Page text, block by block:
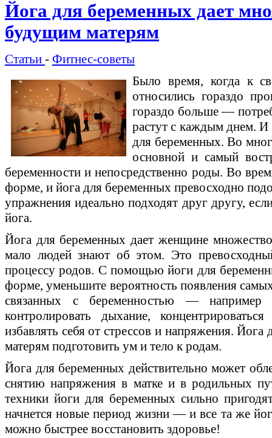
Йога для беременных дает
будущим матерям
Статьи - Фитнес-советы
Было время, когда к
относились гораздо
гораздо больше —
растут с каждым днем. И
для беременных. Во
основной и самый
беременности и непосредственно роды. Во
форме, и йога для беременных превосходно
упражнения идеально подходят друг другу,
йога.
Йога для беременных дает женщине
мало людей знают об этом. Это
процессу родов. С помощью йоги для
форме, уменьшите вероятность появления
связанных с беременностью —
контролировать дыхание,
избавлять себя от стрессов и напряжения.
матерям подготовить ум и тело к родам.
Йога для беременных действительно может
снятию напряжения в матке и в родильных
техники йоги для беременных сильно
начнется новые период жизни — и все та же
можно быстрее восстановить здоровье!